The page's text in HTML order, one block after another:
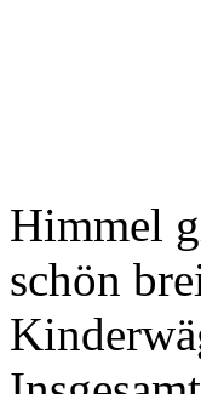
Himmel
schön